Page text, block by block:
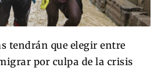
tendrán que elegir entre
por culpa de la crisis